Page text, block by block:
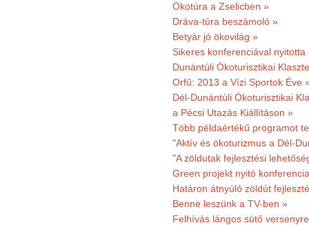
Ökotúra a Zselicben »
Dráva-túra beszámoló »
Betyár jó ökovilág »
Sikeres konferenciával
Dunántúli Ökoturisztikai
Orfű: 2013 a Vízi Sportok Éve
Dél-Dunántúli Ökoturisztikai
a Pécsi Utazás Kiállításon »
Több példaértékű programot
"Aktív és ökoturizmus a Dél-
"A zöldutak fejlesztési
Green projekt nyitó
Határon átnyúló zöldút
Benne leszünk a TV-ben »
Felhívás lángos sütő